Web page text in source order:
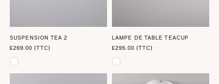
SUSPENSION TEA 2
£269.00 (TTC)
LAMPE DE TABLE TEACUP
£295.00 (TTC)